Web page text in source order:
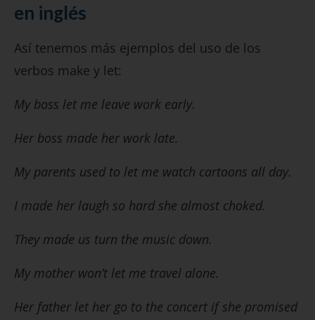
en inglés
Así tenemos más ejemplos del uso de los
verbos make y let:
My boss let me leave work early.
Her boss made her work late.
My parents used to let me watch cartoons all day.
I made her laugh so hard she almost choked.
They made us turn the music down.
My mother won’t let me travel alone.
Her father let her go to the concert if she promised